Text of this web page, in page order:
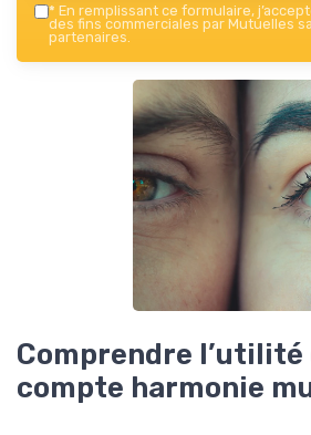
* En remplissant ce formulaire,
des fins commerciales par Mutuelles
partenaires.
Comprendre l’utilité
compte harmonie